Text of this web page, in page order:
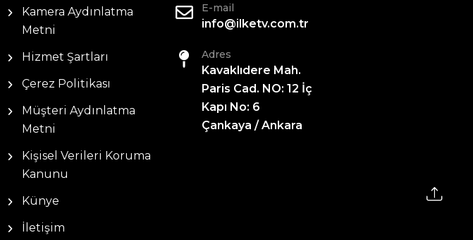
Kamera Aydınlatma
Metni
Hizmet Şartları
Çerez Politikası
Müşteri Aydınlatma
Metni
Kişisel Verileri Koruma
Kanunu
Künye
İletişim
E-mail
info@ilketv.com.tr
Adres
Kavaklıdere Mah.
Paris Cad. NO: 12 İç
Kapı No: 6
Çankaya / Ankara